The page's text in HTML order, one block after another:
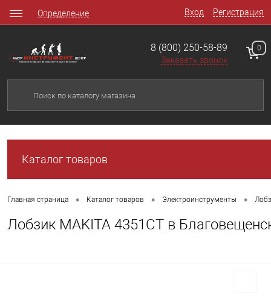
Вход Регистрация
Определение
8 (800) 250-58-89
Заказать звонок
0
Каталог товаров
Главная страница • Каталог товаров • Электроинструменты •
Лобзик MAKITA 4351СТ в